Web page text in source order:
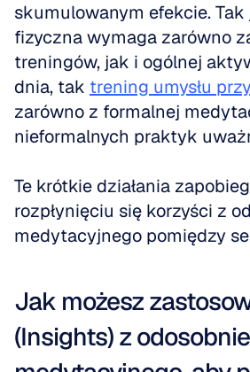
skumulowanym efekcie.
fizyczna wymaga zarówno
treningów, jak i ogólnej
dnia, tak trening umysłu
zarówno z formalnej
nieformalnych praktyk
Te krótkie działania
rozpłynięciu się korzyści z
medytacyjnego pomiędzy
Jak możesz
(Insights) z